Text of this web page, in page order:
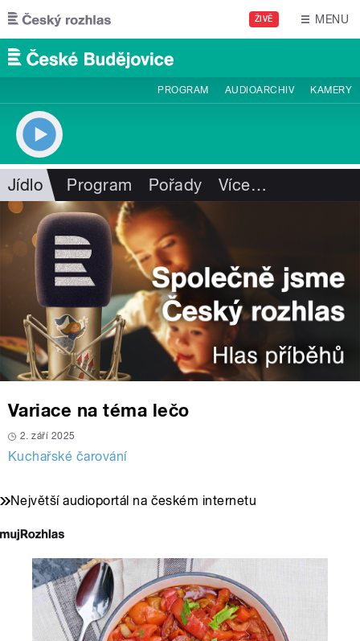
Přejít k hlavnímu obsahu
ŽIVĚ MENU
PROGRAM AUDIOARCHIV KAMERY
Jídlo Program Pořady Více…
Variace na téma lečo
2. září 2025
Kuchařské čarování
Největší audioportál na českém internetu